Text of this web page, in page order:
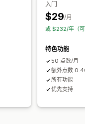
入门
$29/月
或 $232/年（
特色功能
50 点数/月
额外点数
所有功能
优先支持